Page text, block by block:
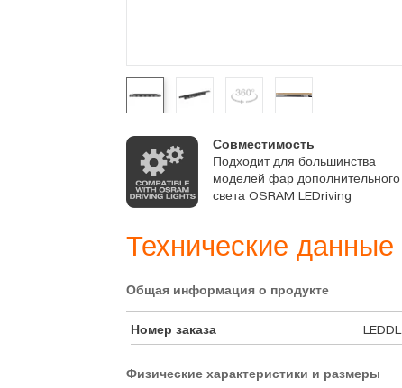
Совместимость
Подходит для большинства
моделей фар дополнительного
света OSRAM LEDriving
Технические данные
Общая информация о продукте
Номер заказа
Физические характеристики и размеры